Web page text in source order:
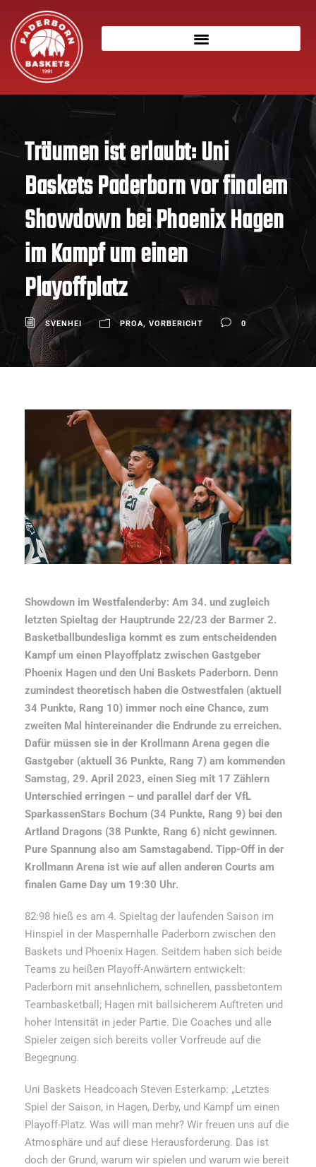
Träumen ist erlaubt: Uni
Baskets Paderborn vor finalem
Showdown bei Phoenix Hagen
im Kampf um einen
Playoffplatz
SVENHEI PROA, VORBERICHT 0
Showdown im Westfalenderby: Am 34. und zugleich
letzten Spieltag der Hauptrunde 22/23 der Barmer 2.
Basketballbundesliga kommt es zum entscheidenden
Kampf um einen Playoffplatz zwischen Gastgeber
Phoenix Hagen und den Uni Baskets Paderborn. Denn
zumindest theoretisch haben die Ostwestfalen (aktuell
34 Punkte, Rang 10) immer noch eine Chance, zum
zweiten Mal hintereinander die Endrunde zu erreichen.
Dafür müssen sie in der Krollmann Arena gegen die
Gastgeber (aktuell 36 Punkte, Rang 7) am kommenden
Samstag, 29. April 2023, einen Sieg mit 17 Zählern
Unterschied erringen – und parallel darf der VfL
SparkassenStars Bochum (34 Punkte, Rang 9) bei den
Artland Dragons (38 Punkte, Rang 6) nicht gewinnen.
Pure Spannung also am Samstagabend. Tipp-Off in der
Krollmann Arena ist wie auf allen anderen Courts am
finalen Game Day um 19:30 Uhr.
82:98 hieß es am 4. Spieltag der laufenden Saison im
Hinspiel in der Maspernhalle Paderborn zwischen den
Baskets und Phoenix Hagen. Seitdem haben sich beide
Teams zu heißen Playoff-Anwärtern entwickelt:
Paderborn mit ansehnlichem, schnellen, passbetontem
Teambasketball; Hagen mit ballsicherem Auftreten und
hoher Intensität in jeder Partie. Die Coaches und alle
Spieler zeigen sich bereits voller Vorfreude auf die
Begegnung.
Uni Baskets Headcoach Steven Esterkamp: „Letztes
Spiel der Saison, in Hagen, Derby, und Kampf um einen
Playoff-Platz. Was will man mehr? Wir freuen uns auf die
Atmosphäre und auf diese Herausforderung. Das ist
doch der Grund, warum wir spielen und warum wie bereit